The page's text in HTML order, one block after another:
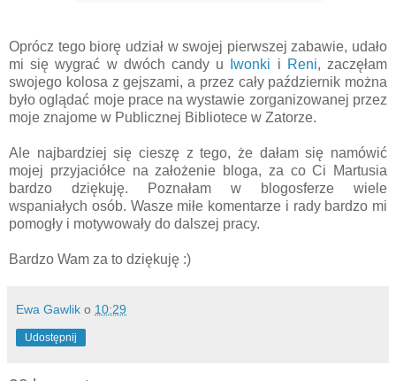
Oprócz tego biorę udział w swojej pierwszej zabawie, udało
mi się wygrać w dwóch candy u
Iwonki i Reni, zaczęłam
swojego kolosa z gejszami, a przez cały październik można
było oglądać moje prace na wystawie zorganizowanej przez
moje znajome w Publicznej Bibliotece w Zatorze.
Ale najbardziej się cieszę z tego, że dałam się namówić
mojej przyjaciółce na założenie bloga, za co Ci Martusia
bardzo dziękuję. Poznałam w blogosferze wiele
wspaniałych osób. Wasze miłe komentarze i rady bardzo mi
pomogły i motywowały do dalszej pracy.
Bardzo Wam za to dziękuję :)
Ewa Gawlik o 10:29
Udostępnij